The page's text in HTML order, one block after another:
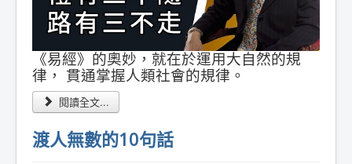
《易經》的奧妙，就在於運用大自然的規
律， 貫通掌握人類社會的規律。
閱讀全文...
渡人無數的10句話